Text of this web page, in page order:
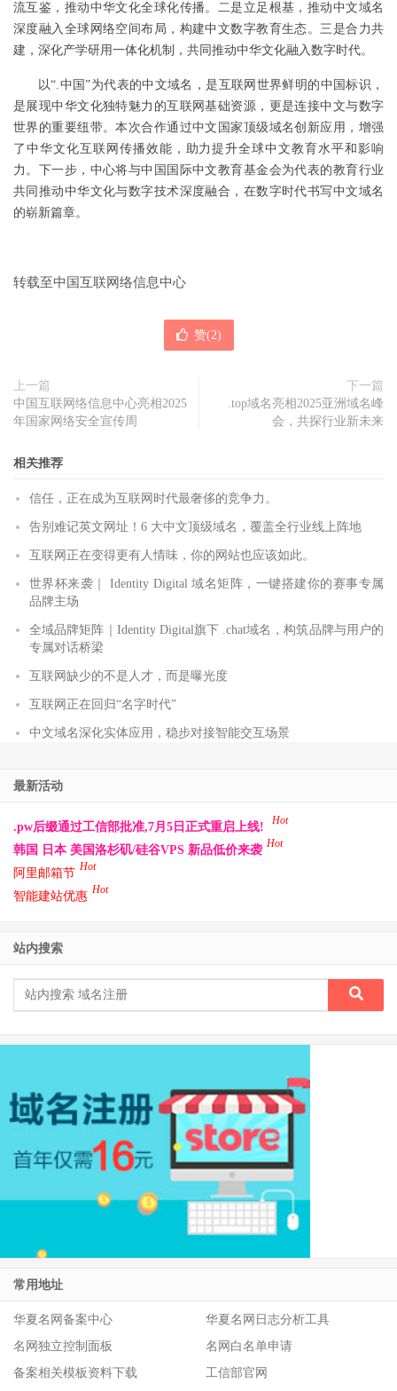
流互鉴，推动中华文化全球化传播。二是立足根基，推动中文域名
深度融入全球网络空间布局，构建中文数字教育生态。三是合力共
建，深化产学研用一体化机制，共同推动中华文化融入数字时代。
以“.中国”为代表的中文域名，是互联网世界鲜明的中国标识，
是展现中华文化独特魅力的互联网基础资源，更是连接中文与数字
世界的重要纽带。本次合作通过中文国家顶级域名创新应用，增强
了中华文化互联网传播效能，助力提升全球中文教育水平和影响
力。下一步，中心将与中国国际中文教育基金会为代表的教育行业
共同推动中华文化与数字技术深度融合，在数字时代书写中文域名
的崭新篇章。
转载至中国互联网络信息中心
赞(2)
上一篇
中国互联网络信息中心亮相2025
年国家网络安全宣传周
下一篇
.top域名亮相2025亚洲域名峰
会，共探行业新未来
相关推荐
信任，正在成为互联网时代最奢侈的竞争力。
告别难记英文网址！6 大中文顶级域名，覆盖全行业线上阵地
互联网正在变得更有人情味，你的网站也应该如此。
世界杯来袭｜ Identity Digital 域名矩阵，一键搭建你的赛事专属
品牌主场
全域品牌矩阵｜Identity Digital旗下 .chat域名，构筑品牌与用户的
专属对话桥梁
互联网缺少的不是人才，而是曝光度
互联网正在回归“名字时代”
中文域名深化实体应用，稳步对接智能交互场景
最新活动
.pw后缀通过工信部批准,7月5日正式重启上线! Hot
韩国 日本 美国洛杉矶/硅谷VPS 新品低价来袭 Hot
阿里邮箱节 Hot
智能建站优惠 Hot
站内搜索
常用地址
华夏名网备案中心
华夏名网日志分析工具
名网独立控制面板
名网白名单申请
备案相关模板资料下载
工信部官网